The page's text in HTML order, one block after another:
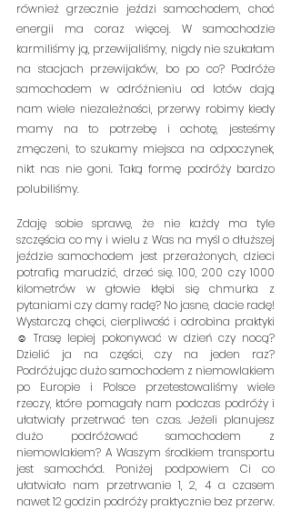
również grzecznie jeździ samochodem, choć
energii ma coraz więcej. W samochodzie
karmiliśmy ją, przewijaliśmy, nigdy nie szukałam
na stacjach przewijaków, bo po co? Podróże
samochodem w odróżnieniu od lotów dają
nam wiele niezależności, przerwy robimy kiedy
mamy na to potrzebę i ochotę, jesteśmy
zmęczeni, to szukamy miejsca na odpoczynek,
nikt nas nie goni. Taką formę podróży bardzo
polubiliśmy.
Zdaję sobie sprawę, że nie każdy ma tyle
szczęścia co my i wielu z Was na myśl o dłuższej
jeździe samochodem jest przerażonych, dzieci
potrafią marudzić, drzeć się. 100, 200 czy 1000
kilometrów w głowie kłębi się chmurka z
pytaniami czy damy radę? No jasne, dacie radę!
Wystarczą chęci, cierpliwość i odrobina praktyki
☺ Trasę lepiej pokonywać w dzień czy nocą?
Dzielić ja na części, czy na jeden raz?
Podróżując dużo samochodem z niemowlakiem
po Europie i Polsce przetestowaliśmy wiele
rzeczy, które pomagały nam podczas podróży i
ułatwiały przetrwać ten czas. Jeżeli planujesz
dużo podróżować samochodem z
niemowlakiem? A Waszym środkiem transportu
jest samochód. Poniżej podpowiem Ci co
ułatwiało nam przetrwanie 1, 2, 4 a czasem
nawet 12 godzin podróży praktycznie bez przerw.